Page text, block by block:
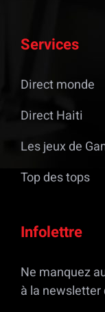
Services
Direct monde
Direct Haiti
Les jeux de
Top des tops
Infolettre
Ne manquez
à la newsletter